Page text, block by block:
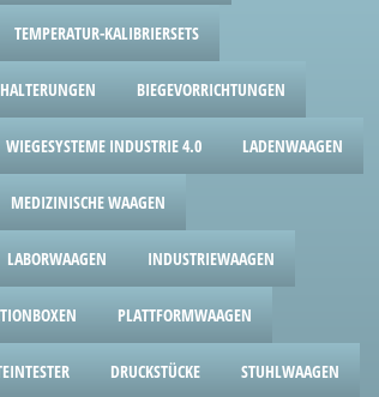
TEMPERATUR-KALIBRIERSETS
HALTERUNGEN BIEGEVORRICHTUNGEN
WIEGESYSTEME INDUSTRIE 4.0 LADENWAAGEN
MEDIZINISCHE WAAGEN
LABORWAAGEN INDUSTRIEWAAGEN
PLATTFORMWAAGEN
DRUCKSTÜCKE STUHLWAAGEN